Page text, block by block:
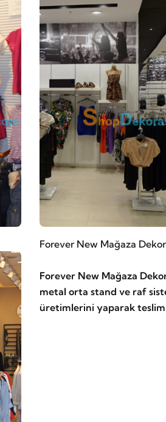
Forever New Mağaza
Forever New Mağaza
metal orta stand ve raf
üretimlerini yaparak teslim